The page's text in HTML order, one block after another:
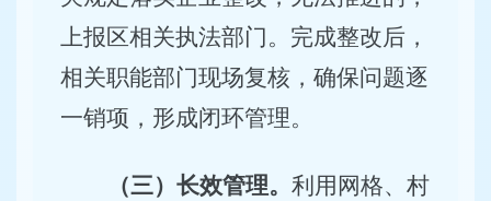
上报区相关执法部门。完成整改后，
相关职能部门现场复核，确保问题逐
一销项，形成闭环管理。
（三）长效管理。 利用网格、村